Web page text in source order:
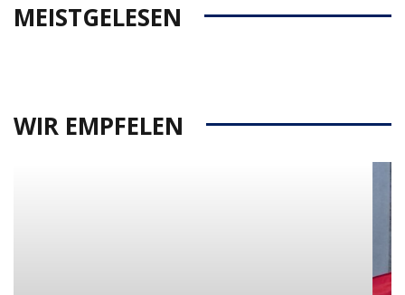
MEISTGELESEN
WIR EMPFELEN